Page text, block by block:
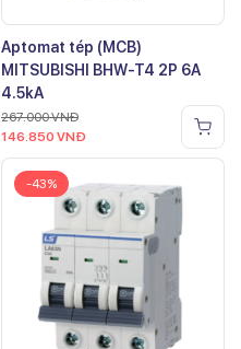
Aptomat tép (MCB)
MITSUBISHI BHW-T4 2P 6A
4.5kA
267.000VNĐ
146.850 VNĐ
-43%